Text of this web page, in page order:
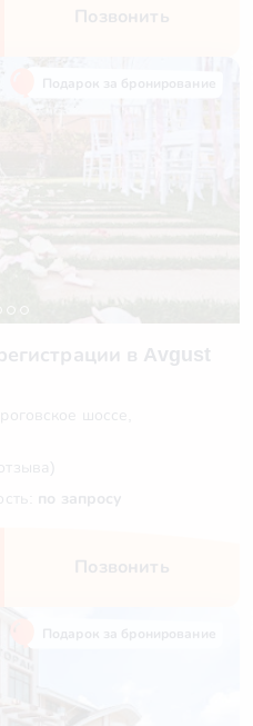
Позвонить
в Avgust
шоссе,
по запросу
Позвонить